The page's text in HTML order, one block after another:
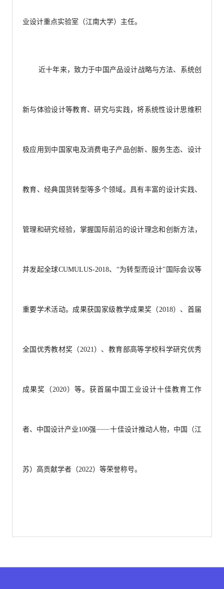
业设计重点实验室（江南大学）主任。
近十年来，致力于中国产品设计战略与方法、系统创
新与体验设计等教育、研究与实践，将系统性设计思维积
极应用到中国家电及消费电子产品创新、服务生态、设计
教育、经典国货转型等多个领域。具有丰富的设计实践、
管理和研究经验，掌握国际前沿的设计理念和创新方法，
并发起全球CUMULUS-2018、“为转型而设计”国际会议等
重要学术活动。成果获国家级教学成果奖（2018）、首届
全国优秀教材奖（2021）、教育部高等学校科学研究优秀
成果奖（2020）等。获首届中国工业设计十佳教育工作
者、中国设计产业100强⸺十佳设计推动人物，中国（江
苏）高贡献学者（2022）等荣誉称号。